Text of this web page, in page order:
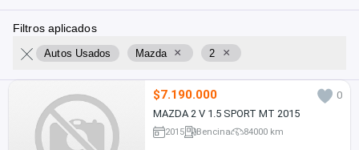
Filtros aplicados
Autos Usados Mazda × 2 ×
$7.190.000
0
MAZDA 2 V 1.5 SPORT MT 2015
2015 Bencina 84000 km